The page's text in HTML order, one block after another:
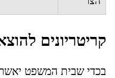
קריטריונים
בכדי שבית המשפט יאשר